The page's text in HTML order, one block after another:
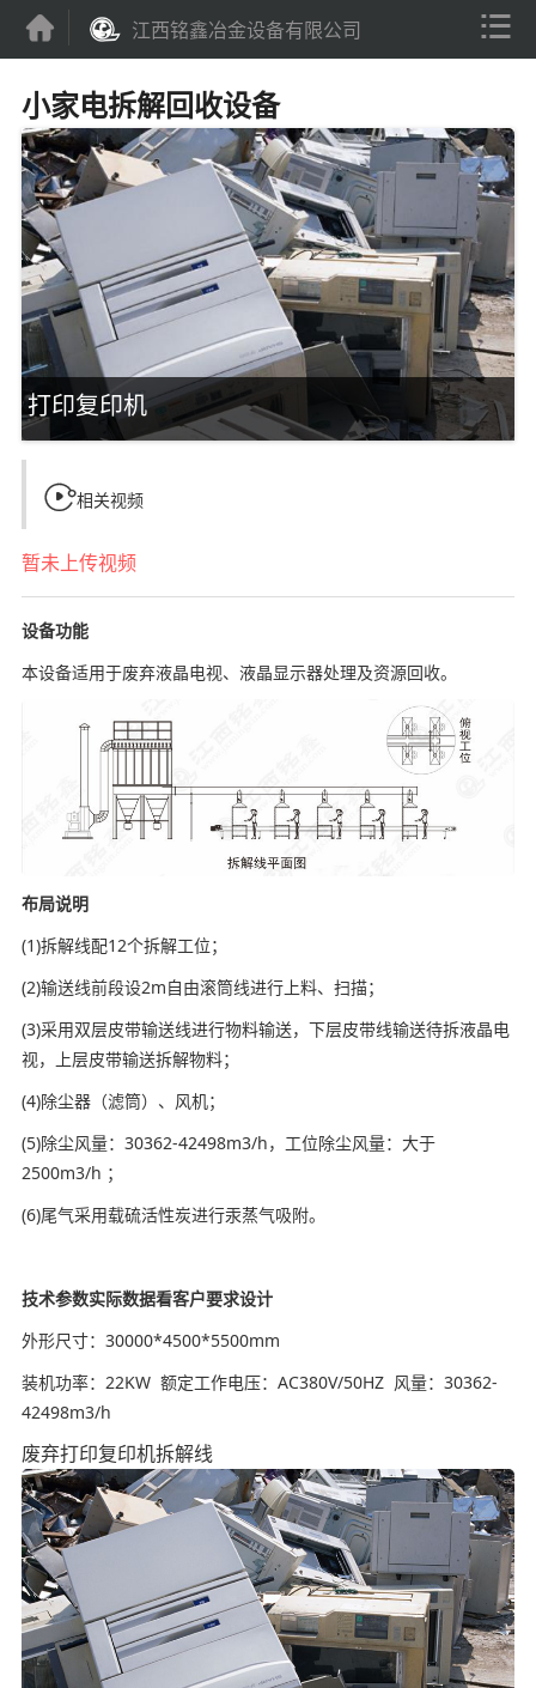
 江西铭鑫冶金设备有限公司 
小家电拆解回收设备
打印复印机
相关视频
暂未上传视频
设备功能
本设备适用于废弃液晶电视、液晶显示器处理及资源回收。
布局说明
(1)拆解线配12个拆解工位；
(2)输送线前段设2m自由滚筒线进行上料、扫描；
(3)采用双层皮带输送线进行物料输送，下层皮带线输送待拆液晶电
视，上层皮带输送拆解物料；
(4)除尘器（滤筒）、风机；
(5)除尘风量：30362-42498m3/h，工位除尘风量：大于
2500m3/h ；
(6)尾气采用载硫活性炭进行汞蒸气吸附。
技术参数实际数据看客户要求设计
外形尺寸：30000*4500*5500mm
装机功率：22KW 额定工作电压：AC380V/50HZ 风量：30362-
42498m3/h
废弃打印复印机拆解线